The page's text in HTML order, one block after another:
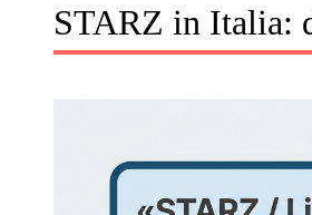
STARZ in Italia: